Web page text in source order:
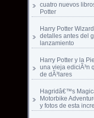
cuatro nuevos
Potter
Harry Potter
detalles antes del
lanzamiento
Harry Potter y la
una vieja ediciÃ³n
de dÃ³lares
Hagridâ€™s
Motorbike
y fotos de esta